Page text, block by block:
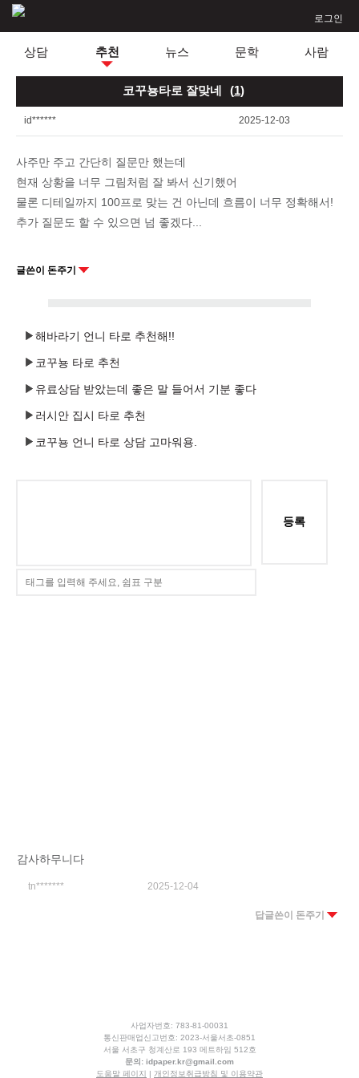
로그인
상담 추천 뉴스 문학 사람
코꾸뇽타로 잘맞네 (1)
id****** 2025-12-03
사주만 주고 간단히 질문만 했는데
현재 상황을 너무 그림처럼 잘 봐서 신기했어
물론 디테일까지 100프로 맞는 건 아닌데 흐름이 너무 정확해서!
추가 질문도 할 수 있으면 넘 좋겠다...
글쓴이 돈주기
해바라기 언니 타로 추천해!!
코꾸뇽 타로 추천
유료상담 받았는데 좋은 말 들어서 기분 좋다
러시안 집시 타로 추천
코꾸뇽 언니 타로 상담 고마워용.
등록
감사하무니다
tn******* 2025-12-04
답글쓴이 돈주기
사업자번호: 783-81-00031
통신판매업신고번호: 2023-서울서초-0851
서울 서초구 청계산로 193 메트하임 512호
문의: idpaper.kr@gmail.com
도움말 페이지
| 개인정보취급방침 및 이용약관